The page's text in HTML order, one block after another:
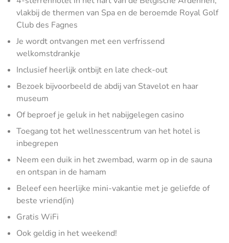
vlakbij de thermen van Spa en de beroemde Royal Golf
Club des Fagnes
Je wordt ontvangen met een verfrissend
welkomstdrankje
Inclusief heerlijk ontbijt en late check-out
Bezoek bijvoorbeeld de abdij van Stavelot en haar
museum
Of beproef je geluk in het nabijgelegen casino
Toegang tot het wellnesscentrum van het hotel is
inbegrepen
Neem een duik in het zwembad, warm op in de sauna
en ontspan in de hamam
Beleef een heerlijke mini-vakantie met je geliefde of
beste vriend(in)
Gratis WiFi
Ook geldig in het weekend!